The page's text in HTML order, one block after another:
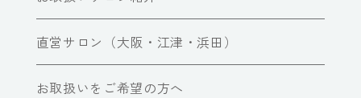
直営サロン（大阪・江津・浜田）
お取扱いをご希望の方へ